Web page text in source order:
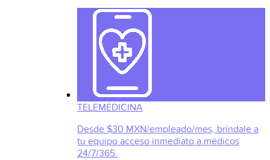
TELEMEDICINA
Desde $30 MXN/empleado/mes, bríndale a
tu equipo acceso inmediato a médicos
24/7/365.